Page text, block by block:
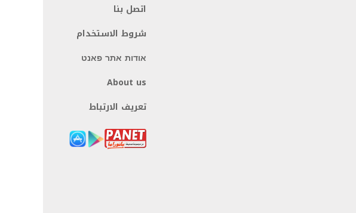
اتصل بنا
شروط الاستخدام
אודות אתר פאנט
About us
تعريف الارتباط